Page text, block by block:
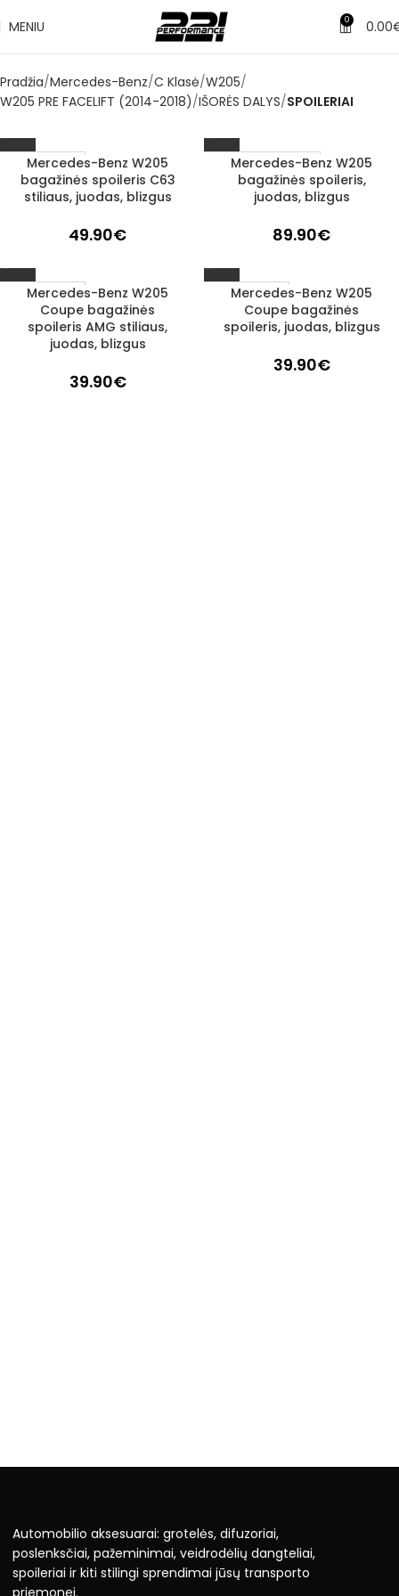
MENIU 0 0.00
Pradžia Mercedes-Benz C Klasė W205
W205 PRE FACELIFT (2014-2018) IŠORĖS DALYS SPOILERIAI
1–3 d. d.
Mercedes-Benz W205
bagažinės spoileris C63
stiliaus, juodas, blizgus
49.90€
Užsakoma prekė
3–5 d. d.
Mercedes-Benz W205
bagažinės spoileris,
juodas, blizgus
89.90€
1–3 d. d.
Mercedes-Benz W205
Coupe bagažinės
spoileris AMG stiliaus,
juodas, blizgus
39.90€
1–3 d. d.
Mercedes-Benz W205
Coupe bagažinės
spoileris, juodas, blizgus
39.90€
Automobilio aksesuarai: grotelės, difuzoriai,
poslenksčiai, pažeminimai, veidrodėlių dangteliai,
spoileriai ir kiti stilingi sprendimai jūsų transporto
priemonei.